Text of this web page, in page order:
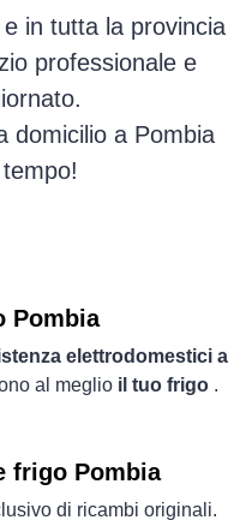
in tutta la provincia
professionale e
domicilio a Pombia
Pombia
elettrodomestici a
al meglio il tuo frigo .
frigo Pombia
di ricambi originali.